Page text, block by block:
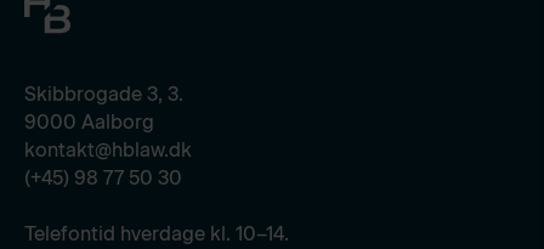
Skibbrogade 3, 3.
9000 Aalborg
kontakt@hblaw.dk
(+45) 98 77 50 30
Telefontid hverdage kl. 10–14.